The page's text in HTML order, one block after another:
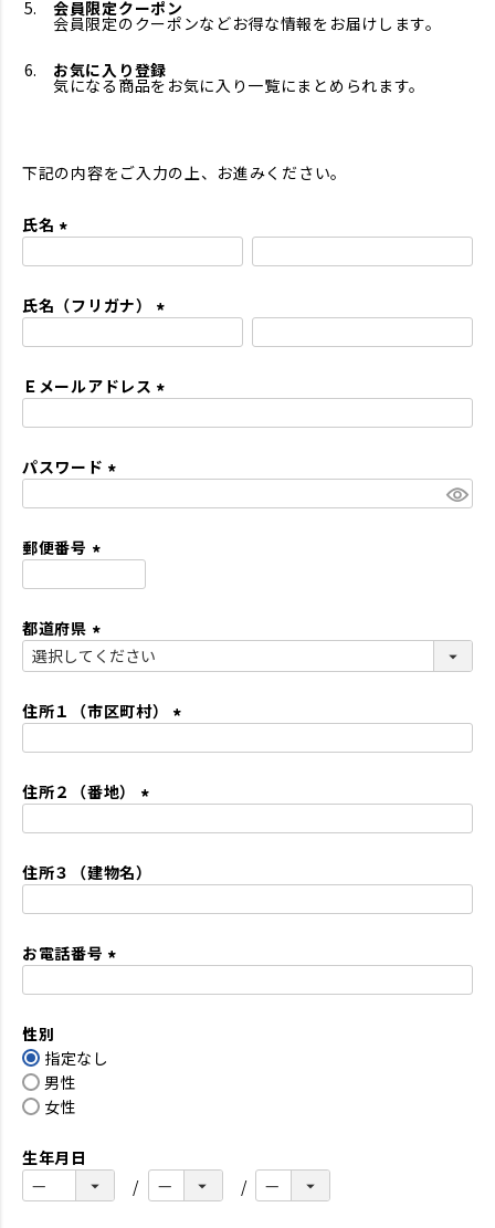
会員限定クーポン
会員限定のクーポンなどお得な情報をお届けします。
お気に入り登録
気になる商品をお気に入り一覧にまとめられます。
下記の内容をご入力の上、お進みください。
氏名
須
氏名（フリガナ）
須
Ｅメールアドレス
パスワード
郵便番号
須
)
都道府県
(
須
住所１（市区町村）
住所２（番地）
須
住所３（建物名）
お電話番号
性別
指定なし
男性
女性
生年月日